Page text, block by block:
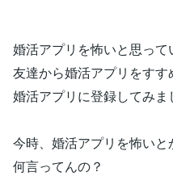
婚活アプリを怖いと思って
友達から婚活アプリをすす
婚活アプリに登録してみま
今時、婚活アプリを怖いと
何言ってんの？